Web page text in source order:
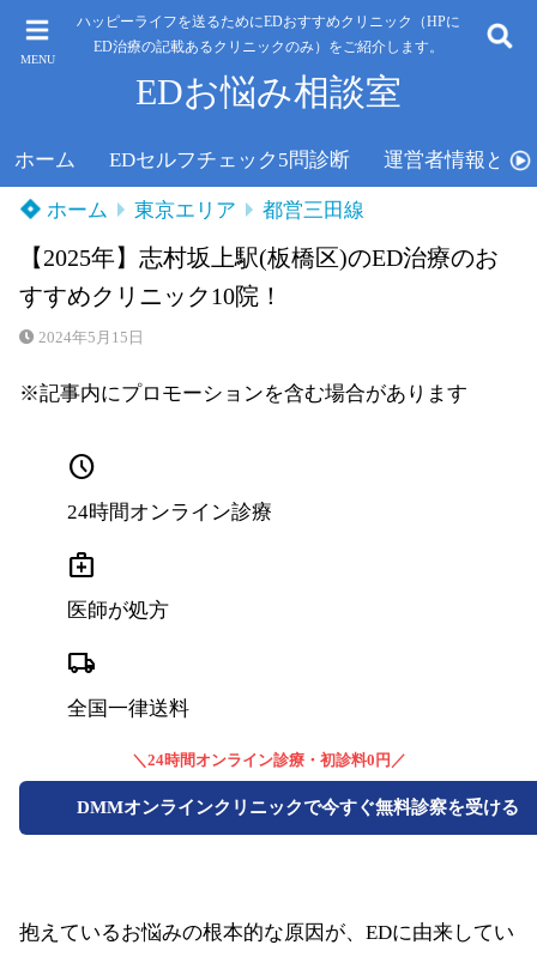
MENU
ハッピーライフを送るためにEDおすすめクリニック（HPに
ED治療の記載あるクリニックのみ）をご紹介します。
EDお悩み相談室
ホーム EDセルフチェック5問診断 運営者情報と運
ホーム 東京エリア 都営三田線
【2025年】志村坂上駅(板橋区)のED治療のお
すすめクリニック10院！
2024年5月15日
※記事内にプロモーションを含む場合があります
schedule
24時間オンライン診療
medical_services
医師が処方
local_shipping
全国一律送料
＼24時間オンライン診療・初診料0円／
DMMオンラインクリニックで今すぐ無料診察を受ける
抱えているお悩みの根本的な原因が、EDに由来してい